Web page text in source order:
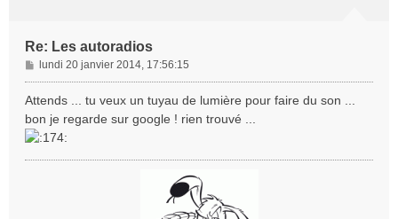
Re: Les autoradios
M
e
s
a
g
e
lundi 20 janvier 2014, 17:56:15
Attends ... tu veux un tuyau de lumière pour faire du son ...
bon je regarde sur google ! rien trouvé ...